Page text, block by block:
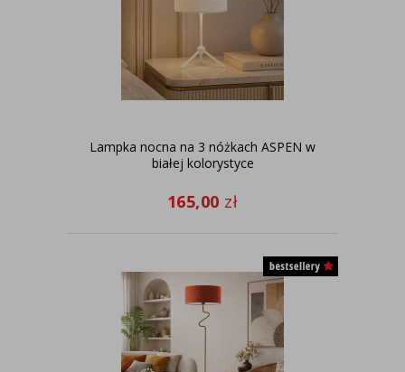
Lampka nocna na 3 nóżkach ASPEN w
białej kolorystyce
165,00 zł